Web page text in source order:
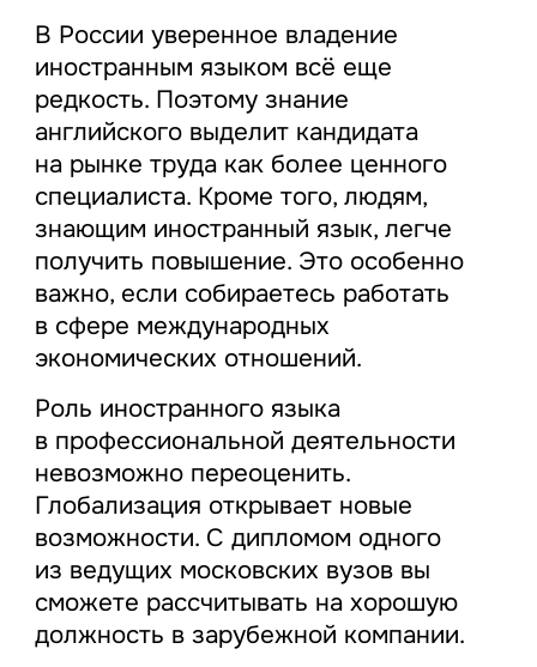
В России уверенное владение
иностранным языком всё еще
редкость. Поэтому знание
английского выделит кандидата
на рынке труда как более ценного
специалиста. Кроме того, людям,
знающим иностранный язык, легче
получить повышение. Это особенно
важно, если собираетесь работать
в сфере международных
экономических отношений.
Роль иностранного языка
в профессиональной деятельности
невозможно переоценить.
Глобализация открывает новые
возможности. С дипломом одного
из ведущих московских вузов вы
сможете рассчитывать на хорошую
должность в зарубежной компании.